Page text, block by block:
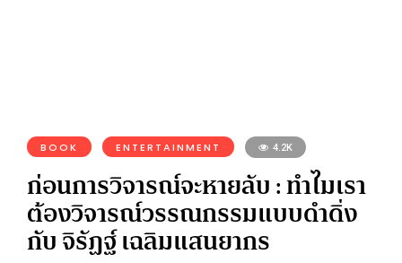
BOOK ENTERTAINMENT 4.2K
ก่อนการวิจารณ์จะหายลับ : ทำไมเรา
ต้องวิจารณ์วรรณกรรมแบบดำดิ่ง
กับ จิรัฏฐ์ เฉลิมแสนยากร